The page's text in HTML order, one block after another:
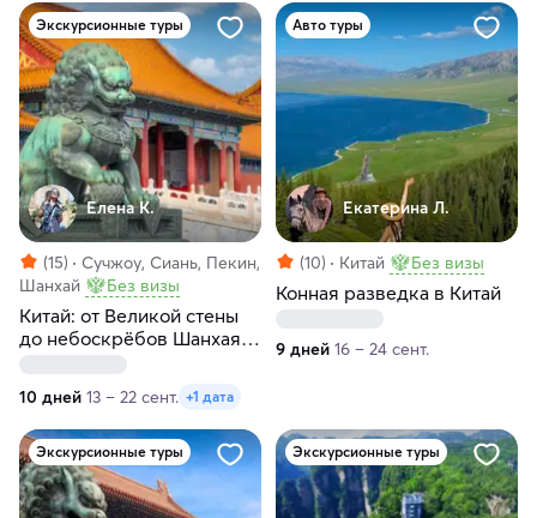
Экскурсионные туры
Елена К.
(15)
Сучжоу, Сиань, Пекин,
Шанхай
Без визы
Китай: от Великой стены
до небоскрёбов Шанхая и
10 дней 13 – 22 сент. +1 дата
Авто туры
Екатерина Л.
(10) Китай Без визы
Конная разведка в Китай
9 дней 16 – 24 сент.
Экскурсионные туры Экскурсионные туры